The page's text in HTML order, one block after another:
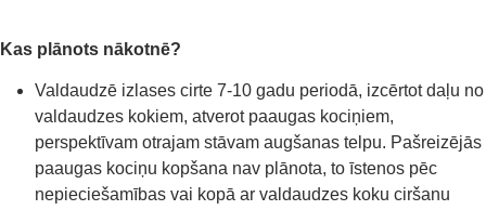
Kas plānots nākotnē?
Valdaudzē izlases cirte 7-10 gadu periodā, izcērtot daļu no
valdaudzes kokiem, atverot paaugas kociņiem,
perspektīvam otrajam stāvam augšanas telpu. Pašreizējās
paaugas kociņu kopšana nav plānota, to īstenos pēc
nepieciešamības vai kopā ar valdaudzes koku ciršanu